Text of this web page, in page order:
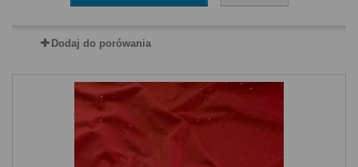
Dodaj do porówania